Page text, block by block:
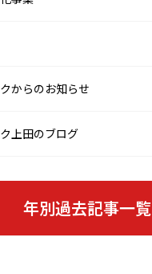
からのお知らせ
上田のブログ
年別過去記事一覧